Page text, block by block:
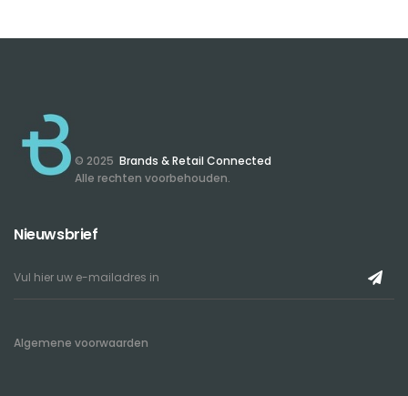
© 2025 Brands & Retail Connected
Alle rechten voorbehouden.
Nieuwsbrief
Algemene voorwaarden